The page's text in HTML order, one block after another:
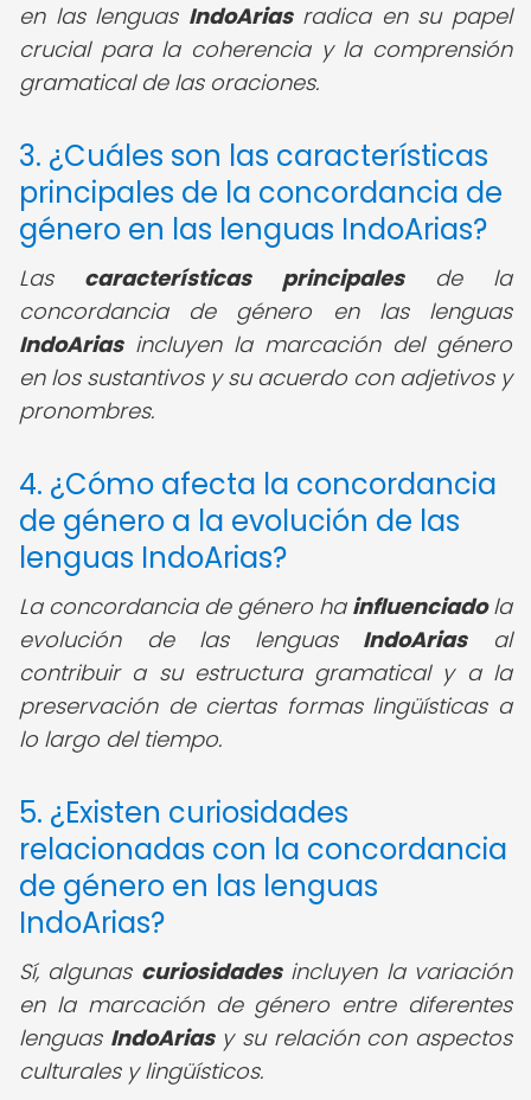
en las lenguas IndoAriasradica en su papel
crucial para la coherencia y la comprensión
gramatical de las oraciones.
3. ¿Cuáles son las características
principales de la concordancia de
género en las lenguas IndoArias?
Las características principalesde la
concordancia de género en las lenguas
IndoAriasincluyen la marcación del género
en los sustantivos y su acuerdo con adjetivos y
pronombres.
4. ¿Cómo afecta la concordancia
de género a la evolución de las
lenguas IndoArias?
La concordancia de género ha influenciadola
evolución de las lenguas IndoAriasal
contribuir a su estructura gramatical y a la
preservación de ciertas formas lingüísticas a
lo largo del tiempo.
5. ¿Existen curiosidades
relacionadas con la concordancia
de género en las lenguas
IndoArias?
Sí, algunas curiosidadesincluyen la variación
en la marcación de género entre diferentes
lenguas IndoAriasy su relación con aspectos
culturales y lingüísticos.